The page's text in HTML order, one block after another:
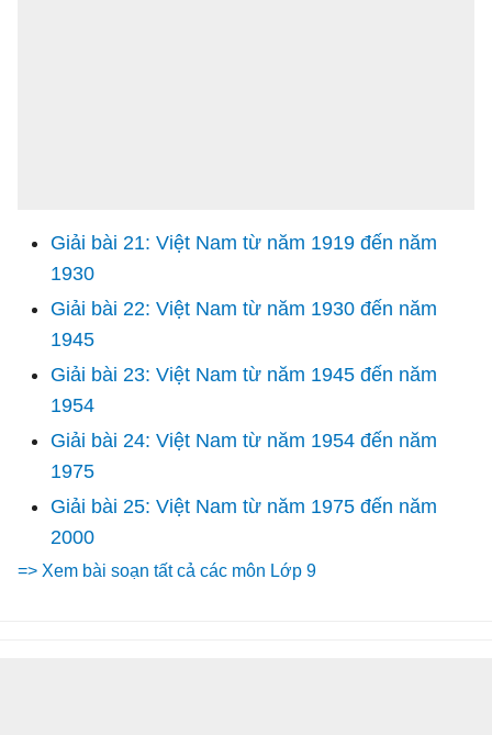
Giải bài 21: Việt Nam từ năm 1919 đến năm
1930
Giải bài 22: Việt Nam từ năm 1930 đến năm
1945
Giải bài 23: Việt Nam từ năm 1945 đến năm
1954
Giải bài 24: Việt Nam từ năm 1954 đến năm
1975
Giải bài 25: Việt Nam từ năm 1975 đến năm
2000
=> Xem bài soạn tất cả các môn Lớp 9